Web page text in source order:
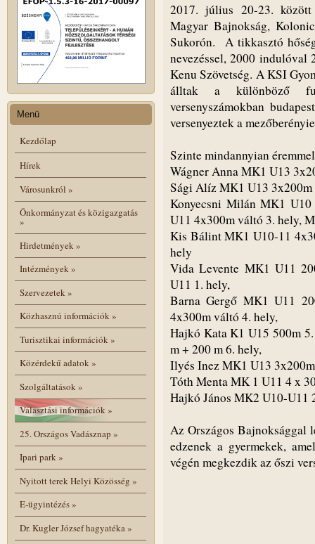
Menü
Kezdőlap
Hírek
Városunkról »
Önkormányzat és közigazgatás
»
Hirdetmények»
Intézmények»
Szervezetek»
Közhasznú információk»
Turisztikai információk»
Közérdekű adatok»
Szolgáltatások»
Választási információk»
25. Országos Vadásznap »
Ipari park»
Nyitott terek Helyi Közösség »
E-ügyintézés»
Dr. Kugler József hagyatéka»
2017. július 20-23.
Magyar Bajnokság,
Sukorón. A tikkasztó
nevezéssel, 2000
Kenu Szövetség. A KSI
álltak a különböző
versenyszámokban
versenyeztek a
Szinte mindannyian
Wágner Anna MK1 U13
Sági Alíz MK1 U13
Konyecsni Milán MK1
U11 4x300m váltó 3. hely,
Kis Bálint MK1 U10-11
hely
Vida Levente MK1 U11
U11 1. hely,
Barna Gergő MK1 U11
4x300m váltó 4. hely,
Hajkó Kata K1 U15 500m
m + 200 m 6. hely,
Ilyés Inez MK1 U13
Tóth Menta MK 1 U11 4 x
Hajkó János MK2 U10-U11
Az Országos Bajnoksággal
edzenek a gyermekek,
végén megkezdik az őszi